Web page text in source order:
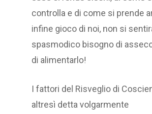
controlla e di come si prende
infine gioco di noi, non si
spasmodico bisogno di
di alimentarlo!
I fattori del Risveglio di
altresì detta volgarmente